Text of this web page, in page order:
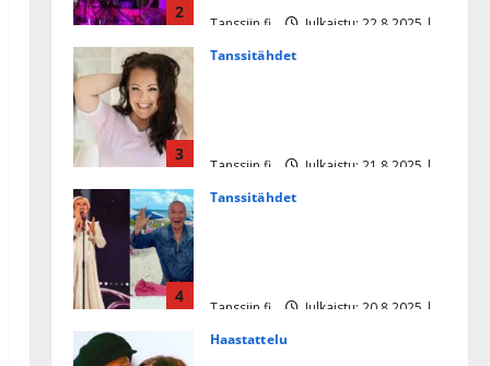
2
Tanssiin.fi
Julkaistu: 22.8.2025 |
3
Tanssitähdet
Tanssiin.fi
Julkaistu: 21.8.2025 |
4
Tanssitähdet
Tanssiin.fi
Julkaistu: 20.8.2025 |
Haastattelu